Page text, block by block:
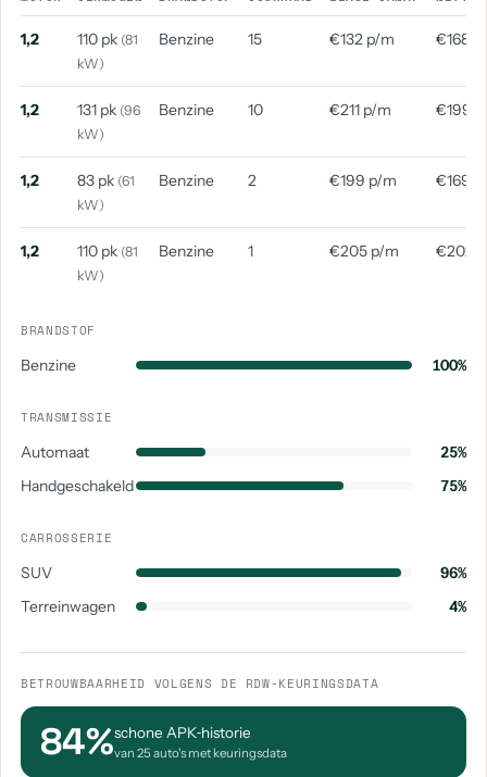
1,2 110 pk (81
kW)
Benzine 15 €132 p/m €168
1,2 131 pk (96
kW)
Benzine 10 €211 p/m €199
1,2 83 pk (61
kW)
Benzine 2 €199 p/m €169
1,2 110 pk (81
kW)
Benzine 1 €205 p/m €202
BRANDSTOF
Benzine 100%
TRANSMISSIE
Automaat
25%
Handgeschakeld
75%
CARROSSERIE
SUV
96%
Terreinwagen
4%
BETROUWBAARHEID VOLGENS DE RDW-KEURINGSDATA
84%schone APK‑historie
van 25 auto's met keuringsdata